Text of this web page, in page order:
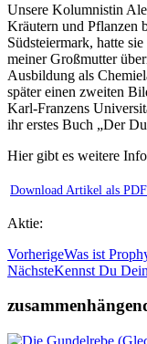
Unsere Kolumnistin
Kräutern und Pflanzen
Südsteiermark, hatte
meiner Großmutter
Ausbildung als
später einen zweiten
Karl-Franzens
ihr erstes Buch „Der
Hier gibt es weitere
Download Artikel als PDF
Aktie:
VorherigeWas ist
NächsteKennst Du